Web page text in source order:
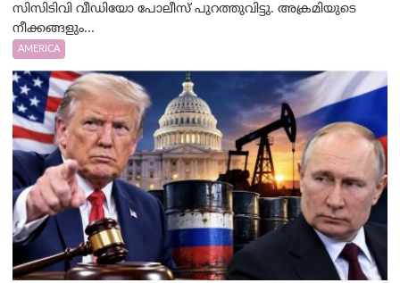
സിസിടിവി വീഡിയോ പോലീസ് പുറത്തുവിട്ടു. അക്രമിയുടെ
നീക്കങ്ങളും...
AMERICA